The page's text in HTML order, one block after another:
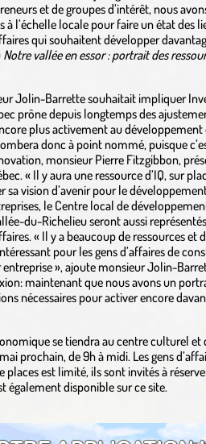
et de groupes d’intérêt, nous
à l’échelle locale pour faire un état des
qui souhaitent développer
Notre vallée en essor : portrait des
Jolin-Barrette souhaitait impliquer
prône depuis longtemps des
plus activement au
donc à point nommé, puisque
monsieur Pierre Fitzgibbon,
« Il y aura une ressource d’IQ, sur
sa vision d’avenir pour le
le Centre local de
du-Richelieu seront aussi
« Il y a beaucoup de ressources
pour les gens d’affaires de
», ajoute monsieur Jolin-
maintenant que nous avons un
nécessaires pour activer encore
se tiendra au centre culturel
prochain, de 9h à midi. Les gens
places est limité, ils sont invités à
également disponible sur ce site.